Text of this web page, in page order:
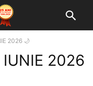
2026 🌙
IUNIE 2026